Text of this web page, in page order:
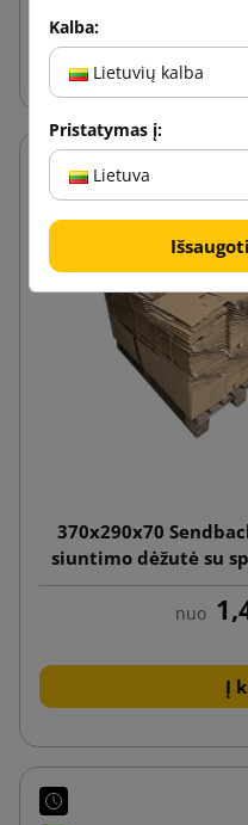
Į
370x290x70
siuntimo dėžutė su
nuo
Į
Kalba:
Lietuvių kalba
Pristatymas į:
Lietuva